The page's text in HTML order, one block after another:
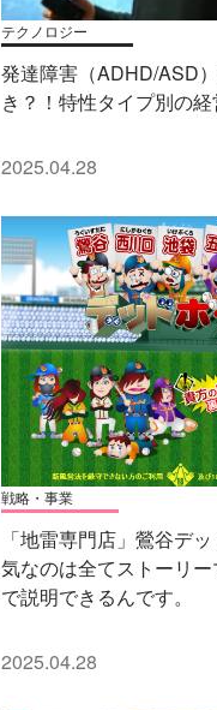
テクノロジー
発達障害（ADHD/ASD
き？！特性タイプ別の
2025.04.28
戦略・事業
「地雷専門店」鶯谷デ
気なのは全てストーリ
で説明できるんです。
2025.04.28